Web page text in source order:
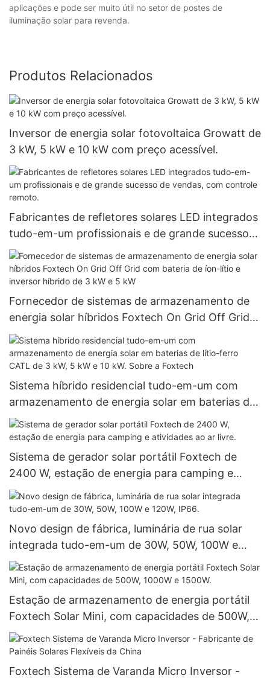
aplicações e pode ser muito útil no setor de postes de
iluminação solar para revenda.
Produtos Relacionados
Inversor de energia solar fotovoltaica Growatt de
3 kW, 5 kW e 10 kW com preço acessível.
Fabricantes de refletores solares LED integrados
tudo-em-um profissionais e de grande sucesso
de vendas, com controle remoto.
Fornecedor de sistemas de armazenamento de
energia solar híbridos Foxtech On Grid Off Grid
com bateria de íon-lítio e inversor híbrido de 3
kW e 5 kW
Sistema híbrido residencial tudo-em-um com
armazenamento de energia solar em baterias de
lítio-ferro CATL de 3 kW, 5 kW e 10 kW. Sobre a
Foxtech
Sistema de gerador solar portátil Foxtech de
2400 W, estação de energia para camping e
atividades ao ar livre.
Novo design de fábrica, luminária de rua solar
integrada tudo-em-um de 30W, 50W, 100W e
120W, IP66.
Estação de armazenamento de energia portátil
Foxtech Solar Mini, com capacidades de 500W,
1000W e 1500W.
Foxtech Sistema de Varanda Micro Inversor -